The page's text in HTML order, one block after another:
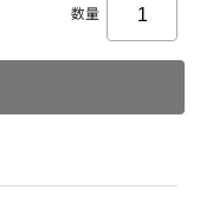
数量